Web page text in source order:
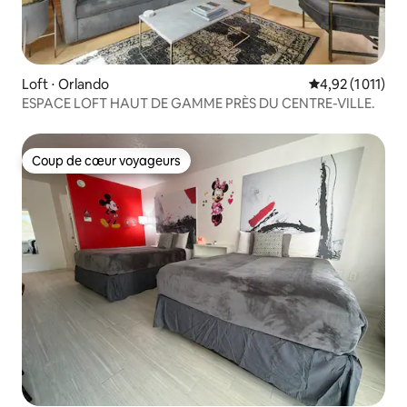
Loft ⋅ Orlando Évaluation
4,92 (1 011)
ESPACE LOFT HAUT DE GAMME PRÈS DU CENTRE-VILLE.
Coup de cœur voyageurs
Coup de cœur voyageurs